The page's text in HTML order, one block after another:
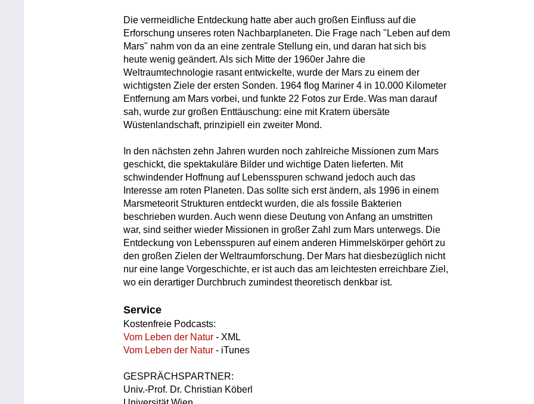
Die vermeidliche Entdeckung hatte aber auch großen Einfluss auf die
Erforschung unseres roten Nachbarplaneten. Die Frage nach "Leben auf dem
Mars" nahm von da an eine zentrale Stellung ein, und daran hat sich bis
heute wenig geändert. Als sich Mitte der 1960er Jahre die
Weltraumtechnologie rasant entwickelte, wurde der Mars zu einem der
wichtigsten Ziele der ersten Sonden. 1964 flog Mariner 4 in 10.000 Kilometer
Entfernung am Mars vorbei, und funkte 22 Fotos zur Erde. Was man darauf
sah, wurde zur großen Enttäuschung: eine mit Kratern übersäte
Wüstenlandschaft, prinzipiell ein zweiter Mond.
In den nächsten zehn Jahren wurden noch zahlreiche Missionen zum Mars
geschickt, die spektakuläre Bilder und wichtige Daten lieferten. Mit
schwindender Hoffnung auf Lebensspuren schwand jedoch auch das
Interesse am roten Planeten. Das sollte sich erst ändern, als 1996 in einem
Marsmeteorit Strukturen entdeckt wurden, die als fossile Bakterien
beschrieben wurden. Auch wenn diese Deutung von Anfang an umstritten
war, sind seither wieder Missionen in großer Zahl zum Mars unterwegs. Die
Entdeckung von Lebensspuren auf einem anderen Himmelskörper gehört zu
den großen Zielen der Weltraumforschung. Der Mars hat diesbezüglich nicht
nur eine lange Vorgeschichte, er ist auch das am leichtesten erreichbare Ziel,
wo ein derartiger Durchbruch zumindest theoretisch denkbar ist.
Service
Kostenfreie Podcasts:
Vom Leben der Natur - XML
Vom Leben der Natur - iTunes
GESPRÄCHSPARTNER:
Univ.-Prof. Dr. Christian Köberl